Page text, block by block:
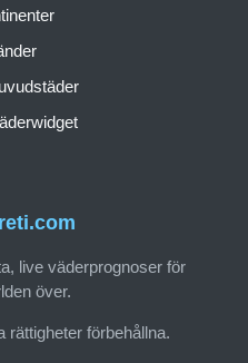
live väderprognoser för
över.
rättigheter förbehållna.